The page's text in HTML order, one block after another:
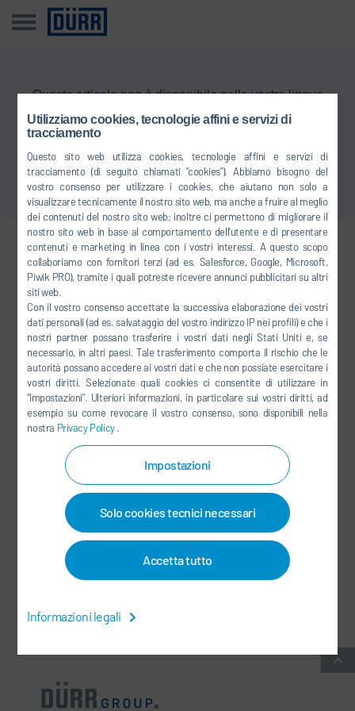
Utilizziamo cookies, tecnologie affini e servizi di
tracciamento
Questo sito web utilizza cookies, tecnologie affini e servizi di
tracciamento (di seguito chiamati “cookies”). Abbiamo bisogno del
vostro consenso per utilizzare i cookies, che aiutano non solo a
visualizzare tecnicamente il nostro sito web, ma anche a fruire al meglio
dei contenuti del nostro sito web; inoltre ci permettono di migliorare il
nostro sito web in base al comportamento dell’utente e di presentare
contenuti e marketing in linea con i vostri interessi. A questo scopo
collaboriamo con fornitori terzi (ad es. Salesforce, Google, Microsoft,
Piwik PRO), tramite i quali potreste ricevere annunci pubblicitari su altri
siti web.
Con il vostro consenso accettate la successiva elaborazione dei vostri
dati personali (ad es. salvataggio del vostro indirizzo IP nei profili) e che i
nostri partner possano trasferire i vostri dati negli Stati Uniti e, se
necessario, in altri paesi. Tale trasferimento comporta il rischio che le
autorità possano accedere ai vostri dati e che non possiate esercitare i
vostri diritti. Selezionate quali cookies ci consentite di utilizzare in
“Impostazioni”. Ulteriori informazioni, in particolare sui vostri diritti, ad
esempio su come revocare il vostro consenso, sono disponibili nella
nostra Privacy Policy.
Impostazioni
Solo cookies tecnici necessari
Accetta tutto
Informazioni legali
Questo articolo non è disponibile nella vostra lingua
Collegatevi con noi
FACEBOOK
YOUTUBE
LINKEDIN
INSTAGRAM
SOCIAL MEDIA
NEWSLETTER
CONTATTI / SEDI
INFORMAZIONI LEGALI
-